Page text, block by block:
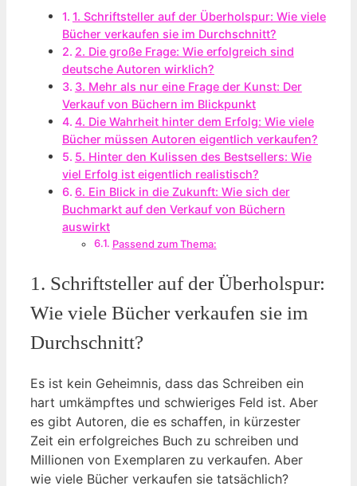
1. Schriftsteller auf der Überholspur: Wie viele
Bücher verkaufen sie im Durchschnitt?
2. Die große Frage: Wie erfolgreich sind
deutsche Autoren wirklich?
3. Mehr als nur eine Frage der Kunst: Der
Verkauf von Büchern im Blickpunkt
4. Die Wahrheit hinter dem Erfolg: Wie viele
Bücher müssen Autoren eigentlich verkaufen?
5. Hinter den Kulissen des Bestsellers: Wie
viel Erfolg ist eigentlich realistisch?
6. Ein Blick in die Zukunft: Wie sich der
Buchmarkt auf den Verkauf von Büchern
auswirkt
Passend zum Thema:
1. Schriftsteller auf der Überholspur:
Wie viele Bücher verkaufen sie im
Durchschnitt?
Es ist kein Geheimnis, dass das Schreiben ein
hart umkämpftes und schwieriges Feld ist. Aber
es gibt Autoren, die es schaffen, in kürzester
Zeit ein erfolgreiches Buch zu schreiben und
Millionen von Exemplaren zu verkaufen. Aber
wie viele Bücher verkaufen sie tatsächlich?